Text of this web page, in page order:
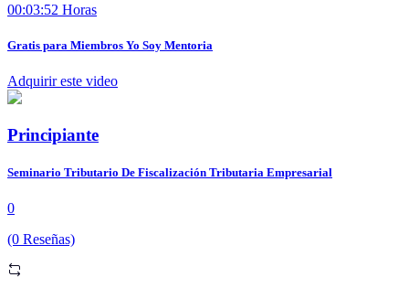
00:03:52 Horas
Gratis para Miembros Yo Soy Mentoria
Adquirir este video
Principiante
Seminario Tributario De Fiscalización Tributaria Empresarial
0
(0 Reseñas)